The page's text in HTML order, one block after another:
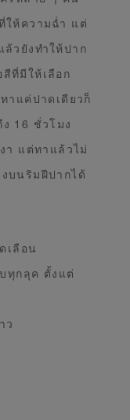
ให้ความฉ่ำ แต่
วยังทำให้ปาก
ที่มีให้เลือก
าแค่ปาดเดียวก็
16 ชั่วโมง
า แต่ทาแล้วไม่
บนริมฝีปากได้
เลือน
ทุกลุค ตั้งแต่
ว